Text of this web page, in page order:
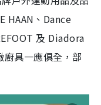
HAAN、Dance
及 Diadora
具一應俱全，部